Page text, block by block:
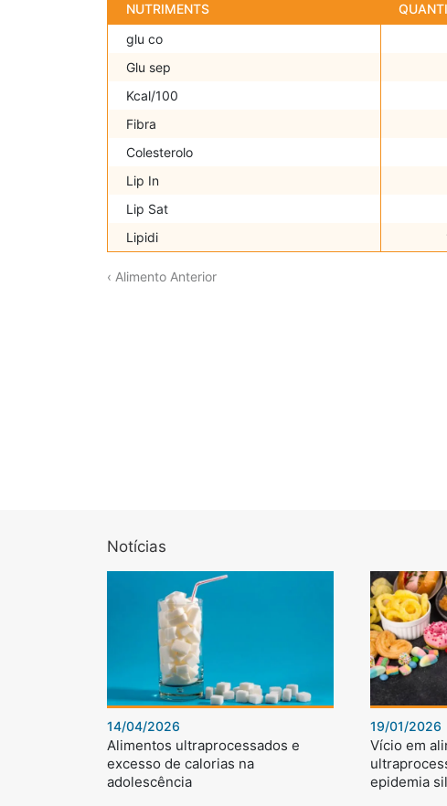
NUTRIMENTS
glu co
Glu sep
Kcal/100
Fibra
Colesterolo
Lip In
Lip Sat
Lipidi
‹ Alimento Anterior
Notícias
14/04/2026
Alimentos ultraprocessados e
excesso de calorias na
adolescência
19/01/2026
Vício em
epidemia